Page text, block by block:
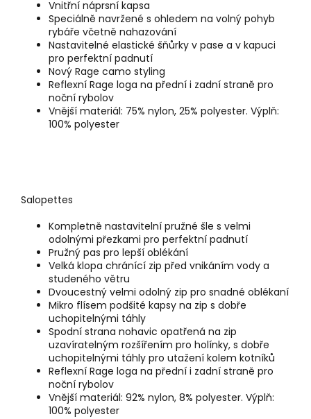
Vnitřní náprsní kapsa
Speciálně navržené s ohledem na volný pohyb
rybáře včetně nahazování
Nastavitelné elastické šňůrky v pase a v kapuci
pro perfektní padnutí
Nový Rage camo styling
Reflexní Rage loga na přední i zadní straně pro
noční rybolov
Vnější materiál: 75% nylon, 25% polyester. Výplň:
100% polyester
Salopettes
Kompletně nastavitelní pružné šle s velmi
odolnými přezkami pro perfektní padnutí
Pružný pas pro lepší oblékání
Velká klopa chránící zip před vnikáním vody a
studeného větru
Dvoucestný velmi odolný zip pro snadné oblékaní
Mikro flísem podšité kapsy na zip s dobře
uchopitelnými táhly
Spodní strana nohavic opatřená na zip
uzavíratelným rozšířením pro holínky, s dobře
uchopitelnými táhly pro utažení kolem kotníků
Reflexní Rage loga na přední i zadní straně pro
noční rybolov
Vnější materiál: 92% nylon, 8% polyester. Výplň:
100% polyester